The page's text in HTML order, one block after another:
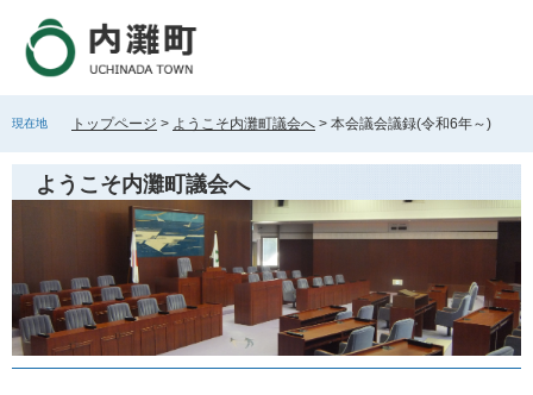
で
ば
へ
現在地 トップページ > ようこそ内灘町議会へ > 本会議会議録(令和6年～)
ようこそ内灘町議会へ